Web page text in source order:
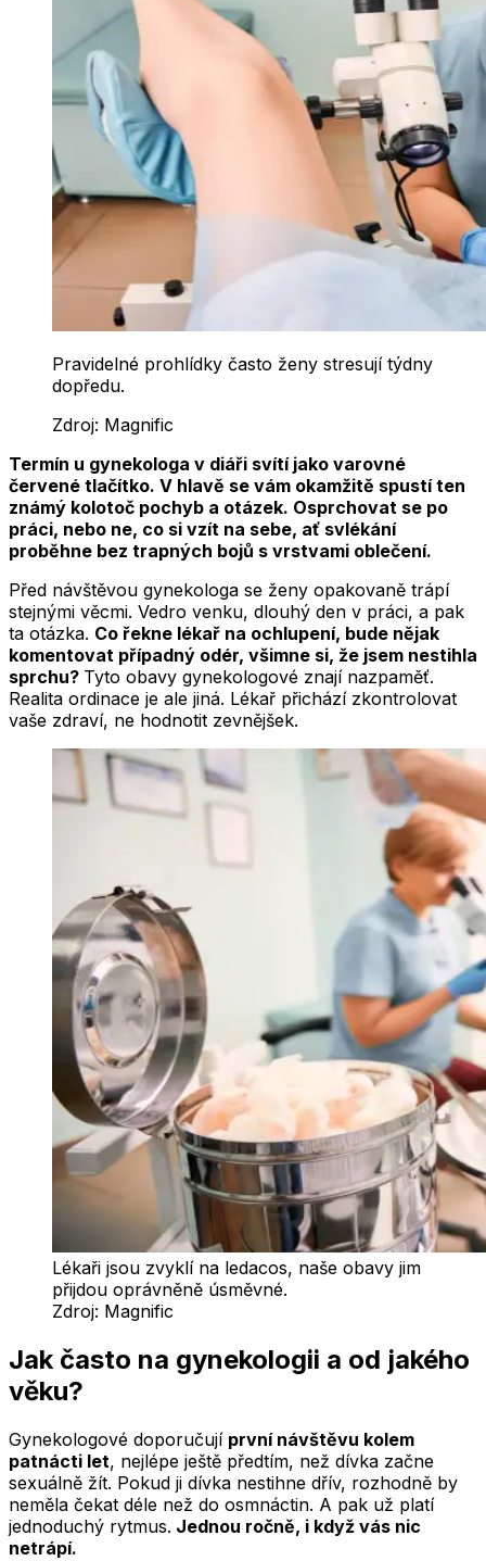
Pravidelné prohlídky často ženy stresují týdny
dopředu.
Zdroj: Magnific
Termín u gynekologa v diáři svítí jako varovné
červené tlačítko. V hlavě se vám okamžitě spustí ten
známý kolotoč pochyb a otázek. Osprchovat se po
práci, nebo ne, co si vzít na sebe, ať svlékání
proběhne bez trapných bojů s vrstvami oblečení.
Před návštěvou gynekologa se ženy opakovaně trápí
stejnými věcmi. Vedro venku, dlouhý den v práci, a pak
ta otázka. Co řekne lékař na ochlupení, bude nějak
komentovat případný odér, všimne si, že jsem nestihla
sprchu? Tyto obavy gynekologové znají nazpaměť.
Realita ordinace je ale jiná. Lékař přichází zkontrolovat
vaše zdraví, ne hodnotit zevnějšek.
Lékaři jsou zvyklí na ledacos, naše obavy jim
přijdou oprávněně úsměvné.
Zdroj: Magnific
Jak často na gynekologii a od jakého
věku?
Gynekologové doporučují první návštěvu kolem
patnácti let, nejlépe ještě předtím, než dívka začne
sexuálně žít. Pokud ji dívka nestihne dřív, rozhodně by
neměla čekat déle než do osmnáctin. A pak už platí
jednoduchý rytmus. Jednou ročně, i když vás nic
netrápí.